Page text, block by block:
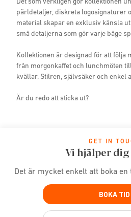
pärldetaljer, diskreta logosignaturer
material skapar en exklusiv känsla
små detaljerna som gör varje båge
Kollektionen är designad för att följa
från morgonkaffet och lunchmöten
kvällar. Stilren, självsäker och enkel
Är du redo att sticka ut?
GET IN
Vi hjälper
Det är mycket enkelt att boka
BOKA TID